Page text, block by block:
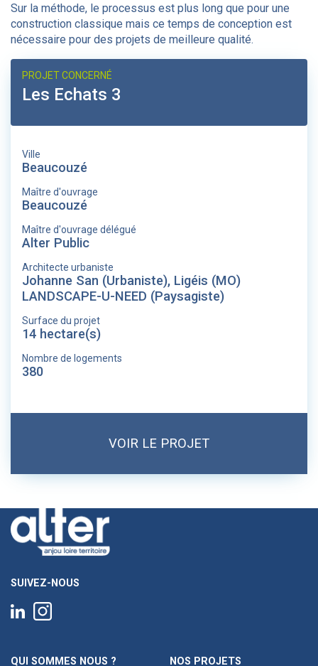
Sur la méthode, le processus est plus long que pour une
construction classique mais ce temps de conception est
nécessaire pour des projets de meilleure qualité.
PROJET CONCERNÉ
Les Echats 3
Ville
Beaucouzé
Maître d'ouvrage
Beaucouzé
Maître d'ouvrage délégué
Alter Public
Architecte urbaniste
Johanne San (Urbaniste), Ligéis (MO)
LANDSCAPE-U-NEED (Paysagiste)
Surface du projet
14 hectare(s)
Nombre de logements
380
VOIR LE PROJET
SUIVEZ-NOUS
QUI SOMMES NOUS ? NOS PROJETS